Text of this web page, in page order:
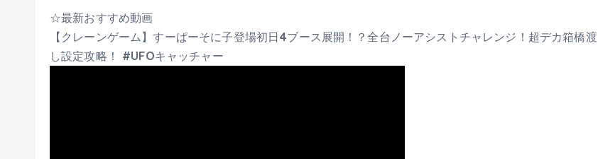
☆最新おすすめ動画
【クレーンゲーム】すーぱーそに子登場初日4ブース展開！？全台ノーアシストチャレンジ！超デカ箱橋渡
し設定攻略！ #UFOキャッチャー